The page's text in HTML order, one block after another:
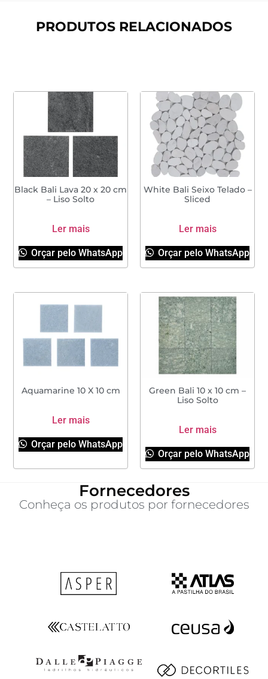
PRODUTOS RELACIONADOS
Black Bali Lava 20 x 20 cm
– Liso Solto
Ler mais
Orçar pelo WhatsApp
White Bali Seixo Telado –
Sliced
Ler mais
Orçar pelo WhatsApp
Aquamarine 10 X 10 cm
Ler mais
Orçar pelo WhatsApp
Green Bali 10 x 10 cm –
Liso Solto
Ler mais
Orçar pelo WhatsApp
Fornecedores
Conheça os produtos por fornecedores